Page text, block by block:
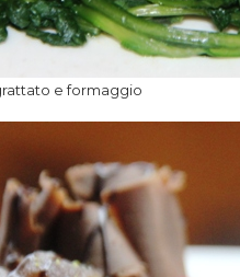
e formaggio